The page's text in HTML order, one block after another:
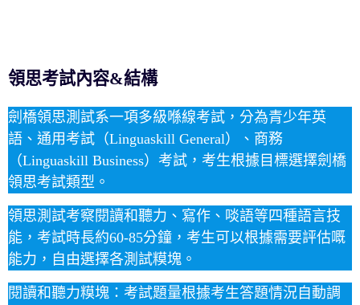
領思考試內容&結構
劍橋領思測試系一項多級喺線考試，分為青少年英
語、通用考試（Linguaskill General）、商務
（Linguaskill Business）考試，考生根據目標選擇劍橋
領思考試類型。
領思測試考察閱讀和聽力、寫作、啖語等四種語言技
能，考試時長約60-85分鐘，考生可以根據需要評估嘅
能力，自由選擇各測試糢塊。
閱讀和聽力糢塊：考試題量根據考生答題情況自動調